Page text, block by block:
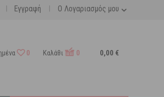
Ο Λογαριασμός μου
| Εγγραφή |
0 Καλάθι 0 0,00 €